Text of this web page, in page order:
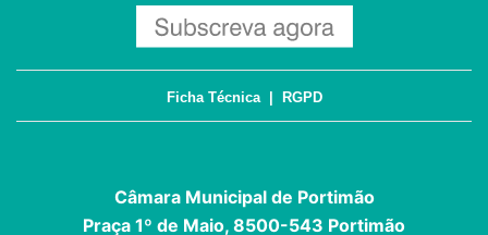
Ficha Técnica| RGPD
Câmara Municipal de Portimão
Praça 1º de Maio, 8500-543 Portimão